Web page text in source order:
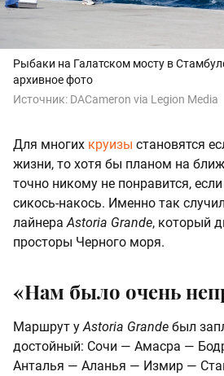
Рыбаки на Галатском мосту в
архивное фото
Источник: DACameron via Legion Media
Для многих круизы становятся
жизни, то хотя бы планом на
точно никому не понравится,
сикось-накось. Именно так
лайнера Astoria Grande, который
просторы Черного моря.
«Нам было очень
Маршрут у Astoria Grande был
достойный: Сочи — Амасра —
Анталья — Аланья — Измир —